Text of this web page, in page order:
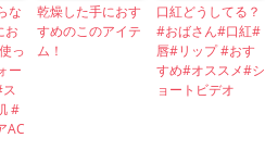
な
お
っ
ー
#
AC
乾燥した手におす
すめのこのアイテ
ム！
口紅どうしてる？
#おばさん#口紅#
唇#リップ #おす
すめ#オススメ#シ
ョートビデオ